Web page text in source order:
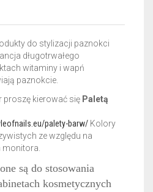
do stylizacji paznokci
długotrwałego
witaminy i wapń
paznokcie.
proszę kierować się Paletą
palety-barw/ Kolory
ze względu na
monitora.
są do stosowania
kosmetycznych